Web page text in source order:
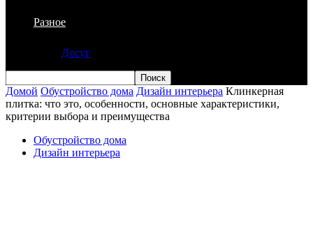
Разное
Досуг
Домой Обустройство дома Дизайн интерьера Клинкерная
плитка: что это, особенности, основные характеристики,
критерии выбора и преимущества
Обустройство дома
Дизайн интерьера